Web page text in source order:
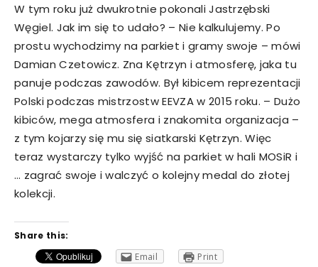
W tym roku już dwukrotnie pokonali Jastrzębski
Węgiel. Jak im się to udało? – Nie kalkulujemy. Po
prostu wychodzimy na parkiet i gramy swoje – mówi
Damian Czetowicz. Zna Kętrzyn i atmosferę, jaka tu
panuje podczas zawodów. Był kibicem reprezentacji
Polski podczas mistrzostw EEVZA w 2015 roku. – Dużo
kibiców, mega atmosfera i znakomita organizacja –
z tym kojarzy się mu się siatkarski Kętrzyn. Więc
teraz wystarczy tylko wyjść na parkiet w hali MOSiR i
… zagrać swoje i walczyć o kolejny medal do złotej
kolekcji.
Share this:
Email
Print